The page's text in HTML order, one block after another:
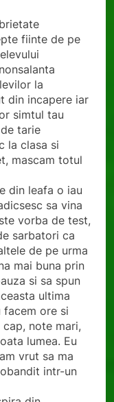
fiinte de pe
la
din incapere iar
simtul tau
tarie
la clasa si
mascam totul
din leafa o iau
sa vina
vorba de test,
sarbatori ca
de pe urma
mai buna prin
si sa spun
ultima
ore si
note mari,
lumea. Eu
vrut sa ma
intr-un